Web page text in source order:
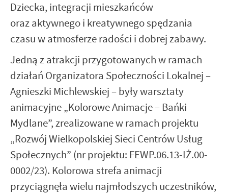
Dziecka, integracji mieszkańców
oraz aktywnego i kreatywnego spędzania
czasu w atmosferze radości i dobrej zabawy.
Jedną z atrakcji przygotowanych w ramach
działań Organizatora Społeczności Lokalnej –
Agnieszki Michlewskiej – były warsztaty
animacyjne „Kolorowe Animacje – Bańki
Mydlane”, zrealizowane w ramach projektu
„Rozwój Wielkopolskiej Sieci Centrów Usług
Społecznych” (nr projektu: FEWP.06.13-IŻ.00-
0002/23). Kolorowa strefa animacji
przyciągnęła wielu najmłodszych uczestników,